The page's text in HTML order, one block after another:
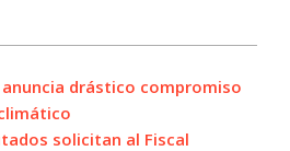
anuncia drástico compromiso
solicitan al Fiscal